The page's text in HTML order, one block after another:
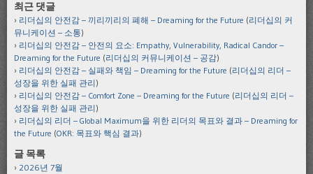
최근 댓글
리더십의 안전감 – 끼리끼리의 폐해 – Dreaming for the Future (리더십의 커
뮤니케이션 – 소통)
리더십의 안전감 – 안전의 요소: Empathy, Vulnerability, Radical Candor –
Dreaming for the Future (리더십의 커뮤니케이션 – 공감)
리더십의 안전감 – 실패와 책임 – Dreaming for the Future (리더십의 리더 –
성장을 위한 실패 관리)
리더십의 안전감 – Comfort Zone – Dreaming for the Future (리더십의 리더 –
성장을 위한 실패 관리)
리더십의 리더 – Global Maximum을 위한 리더의 목표와 결과 – Dreaming for
the Future (OKR: 목표와 핵심 결과)
글 목록
2026년 7월